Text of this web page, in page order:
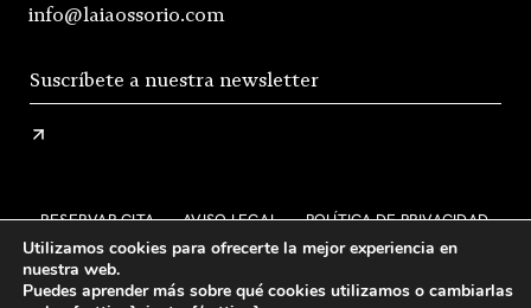
info@laiaossorio.com
RESERVAR CITA AVISO LEGAL
POLÍTICA DE PRIVACIDAD
ENVÍO Y DEVOLUCIONES
CONDICIONES GENERALES DE VENTA
FAQS
Utilizamos cookies para ofrecerte la mejor experiencia en
nuestra web.
Puedes aprender más sobre qué cookies utilizamos o cambiarlas